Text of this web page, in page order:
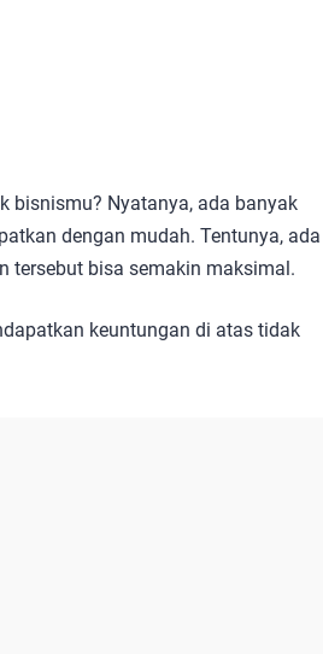
bisnismu? Nyatanya, ada banyak
dengan mudah. Tentunya, ada
tersebut bisa semakin maksimal.
keuntungan di atas tidak